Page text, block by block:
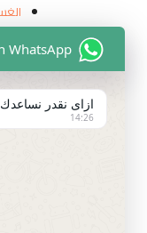
ديب
WhatsApp
ازاى نقدر نساعدك
14:26